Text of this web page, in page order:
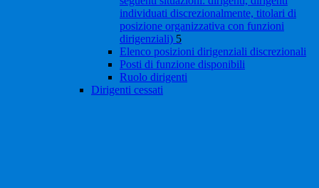
individuati discrezionalmente, titolari di
posizione organizzativa con funzioni
dirigenziali) 5
Elenco posizioni dirigenziali discrezionali
Posti di funzione disponibili
Ruolo dirigenti
Dirigenti cessati